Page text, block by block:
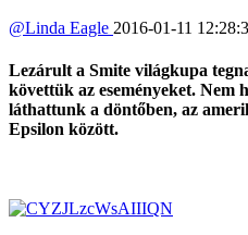
@Linda Eagle 2016-01-11
Lezárult a Smite világkupa
követtük az eseményeket. Nem
láthattunk a döntőben, az
Epsilon között.